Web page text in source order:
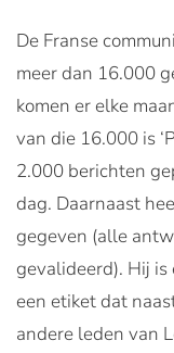
De Franse
meer dan 16.000
komen er elke
van die 16.000 is
2.000 berichten
dag. Daarnaast
gegeven (alle
gevalideerd). Hij
een etiket dat
andere leden van